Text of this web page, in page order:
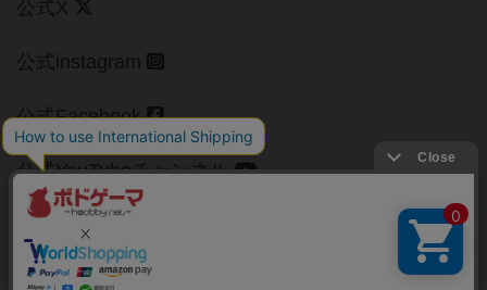
公式X
公式instagram
公式Facebook
公式YouTubeチャンネル